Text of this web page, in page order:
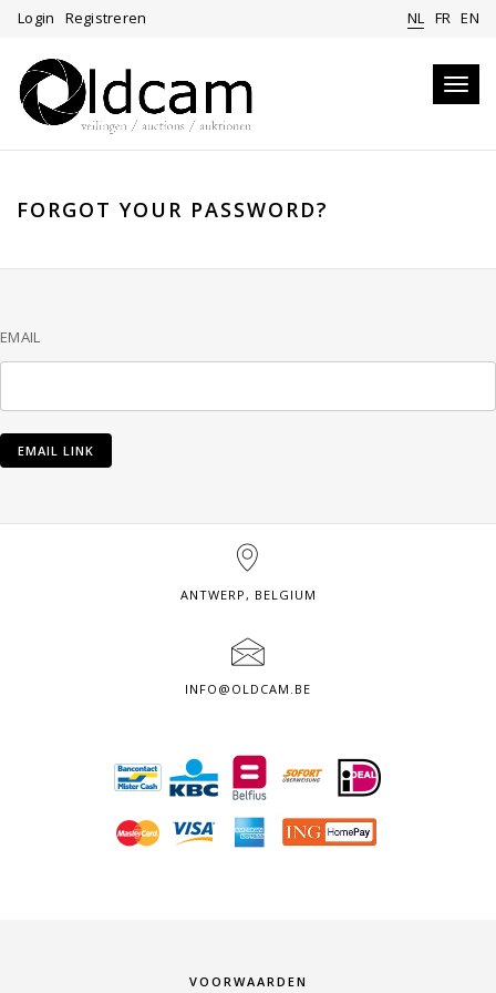
Login Registreren NL FR EN
FORGOT YOUR PASSWORD?
EMAIL
ANTWERP, BELGIUM
INFO@OLDCAM.BE
VOORWAARDEN